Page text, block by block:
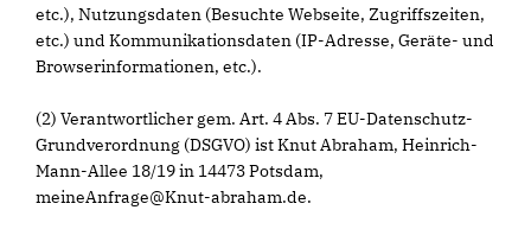
etc.), Nutzungsdaten (Besuchte Webseite, Zugriffszeiten,
etc.) und Kommunikationsdaten (IP-Adresse, Geräte- und
Browserinformationen, etc.).
(2) Verantwortlicher gem. Art. 4 Abs. 7 EU-Datenschutz-
Grundverordnung (DSGVO) ist Knut Abraham, Heinrich-
Mann-Allee 18/19 in 14473 Potsdam,
meineAnfrage@Knut-abraham.de.